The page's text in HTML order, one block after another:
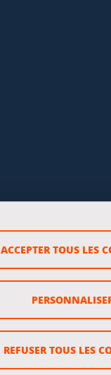
ACCEPTER TOUS LES
REFUSER TOUS LES